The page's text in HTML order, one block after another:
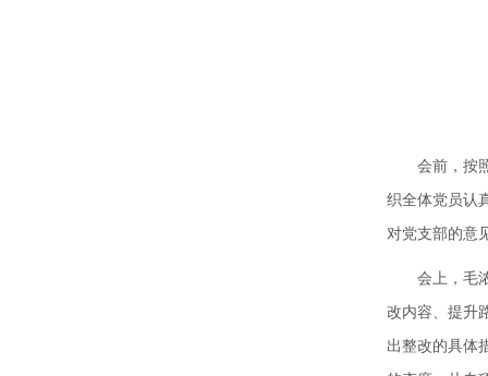
会前，按
织全体党员认
对党支部的意
会上，毛
改内容、提升
出整改的具体